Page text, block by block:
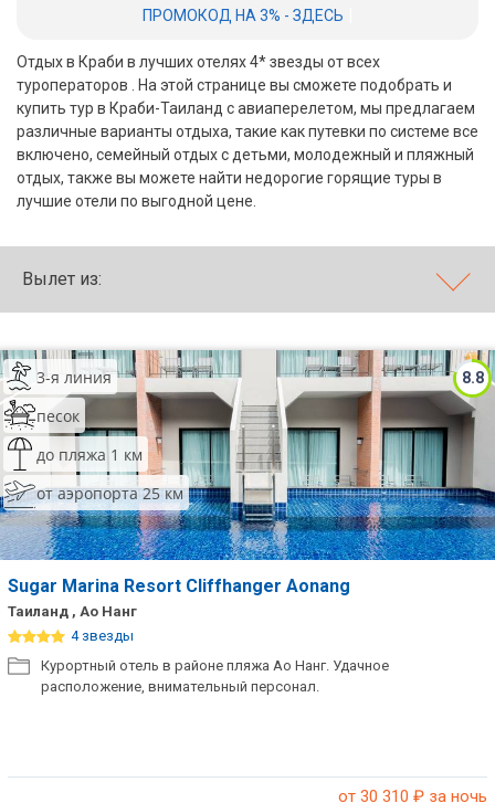
ПРОМОКОД НА 3% - ЗДЕСЬ
Отдых в Краби в лучших отелях 4* звезды от всех
туроператоров . На этой странице вы сможете подобрать и
купить тур в Краби-Таиланд с авиаперелетом, мы предлагаем
различные варианты отдыха, такие как путевки по системе все
включено, семейный отдых с детьми, молодежный и пляжный
отдых, также вы можете найти недорогие горящие туры в
лучшие отели по выгодной цене.
Вылет из:
8.8
3-я линия
песок
до пляжа 1 км
от аэропорта 25 км
Sugar Marina Resort Cliffhanger Aonang
Таиланд , Ао Нанг
4 звезды
Курортный отель в районе пляжа Ао Нанг. Удачное
расположение, внимательный персонал.
от 30 310 ₽ за ночь
Занзибар
Абхазия
Большой Сочи
Кав Мин Воды
Экскурсионные туры
ТОП 10 недорогих отелей
5*
Лучшие отели 4* звезды
Недорогие отели 4*
звезды
Лучшие отели 3* звезды
Недорогие отели 3*
Сетевые отели Турции
Сетевые отели ОАЭ